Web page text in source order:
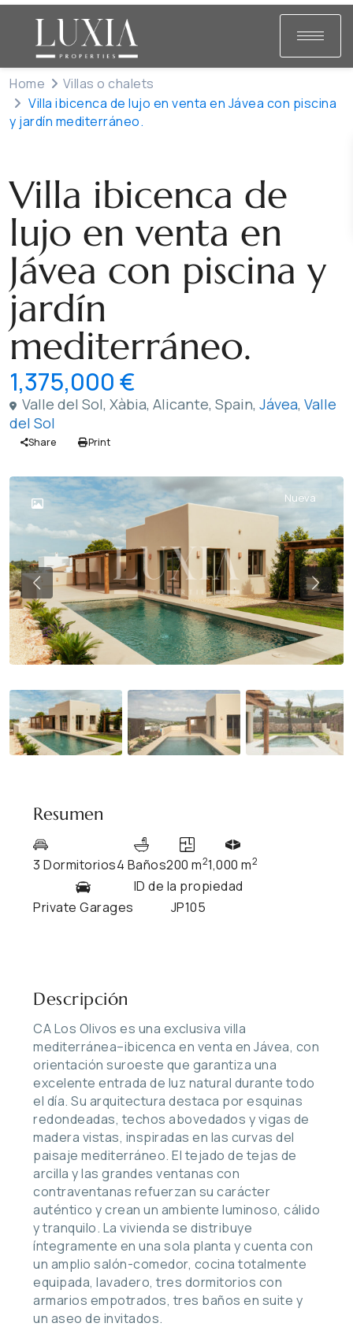
Home
Villas o chalets
Villa ibicenca de lujo en venta en Jávea con piscina
y jardín mediterráneo.
Villa ibicenca de
lujo en venta en
Jávea con piscina y
jardín
mediterráneo.
1,375,000 €
Valle del Sol, Xàbia, Alicante, Spain, Jávea, Valle
del Sol
Share Print
Nueva
Previous
Resumen
3 Dormitorios4 Baños200 m21,000 m2
Private Garages
ID de la propiedad
JP105
Descripción
CA Los Olivos es una exclusiva villa
mediterránea–ibicenca en venta en Jávea, con
orientación suroeste que garantiza una
excelente entrada de luz natural durante todo
el día. Su arquitectura destaca por esquinas
redondeadas, techos abovedados y vigas de
madera vistas, inspiradas en las curvas del
paisaje mediterráneo. El tejado de tejas de
arcilla y las grandes ventanas con
contraventanas refuerzan su carácter
auténtico y crean un ambiente luminoso, cálido
y tranquilo. La vivienda se distribuye
íntegramente en una sola planta y cuenta con
un amplio salón-comedor, cocina totalmente
equipada, lavadero, tres dormitorios con
armarios empotrados, tres baños en suite y
un aseo de invitados.